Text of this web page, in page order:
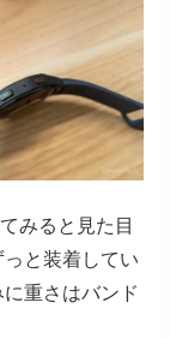
みると見た目
と装着してい
重さはバンド